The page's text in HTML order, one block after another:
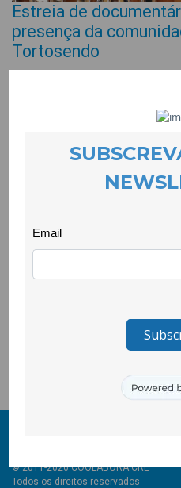
Estreia de
presença da
Tortosendo
combater o preconceito sobre
a conhecer a realidade das
Change For Equality, uma das
Ashoka Portugal, que pretende
Duas jovens estudantes da
e da comunidade cigana do
que marcou presença na sua
© 2011-2026 COOLABORA CRL
Todos os direitos reservados